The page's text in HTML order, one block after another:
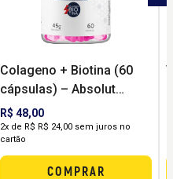
Colageno + Biotina (60
cápsulas) – Absolut
Nutrition
R$ 48,00
2x de R$ R$ 24,00 sem juros no
cartão
COMPRAR